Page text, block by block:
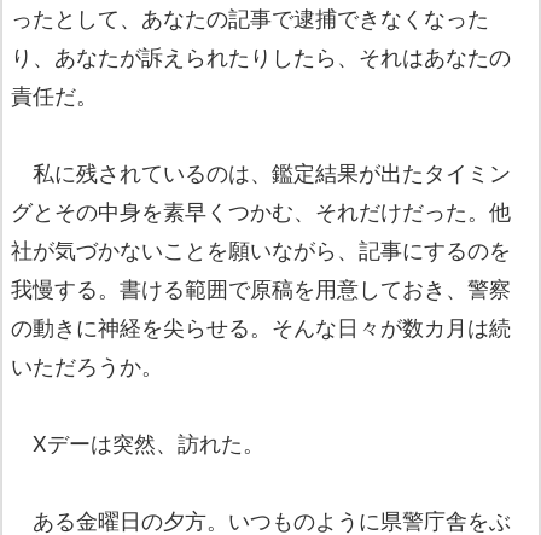
ったとして、あなたの記事で逮捕できなくなった
り、あなたが訴えられたりしたら、それはあなたの
責任だ。
私に残されているのは、鑑定結果が出たタイミン
グとその中身を素早くつかむ、それだけだった。他
社が気づかないことを願いながら、記事にするのを
我慢する。書ける範囲で原稿を用意しておき、警察
の動きに神経を尖らせる。そんな日々が数カ月は続
いただろうか。
Xデーは突然、訪れた。
ある金曜日の夕方。いつものように県警庁舎をぶ